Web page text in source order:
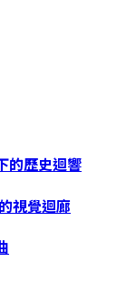
的歷史迴響
視覺迴廊